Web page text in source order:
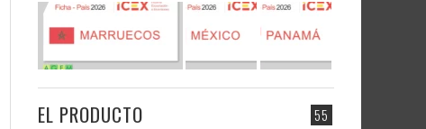
55
EL PRODUCTO